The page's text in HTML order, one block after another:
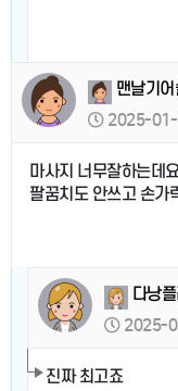
맨날기
2025-01-
마사지 너무잘하는데
팔꿈치도 안쓰고 손가
다낭
2025-
진짜 최고죠